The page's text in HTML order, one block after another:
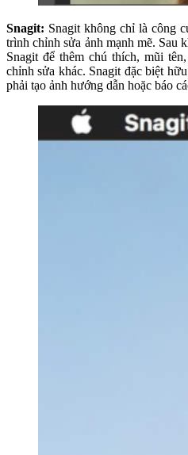
Snagit: Snagit không chỉ là công
trình chỉnh sửa ảnh mạnh mẽ. Sau
Snagit để thêm chú thích, mũi
chỉnh sửa khác. Snagit đặc biệt
phải tạo ảnh hướng dẫn hoặc báo